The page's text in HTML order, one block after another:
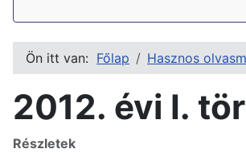
Ön itt van: Főlap Hasznos
2012. évi I.
Részletek